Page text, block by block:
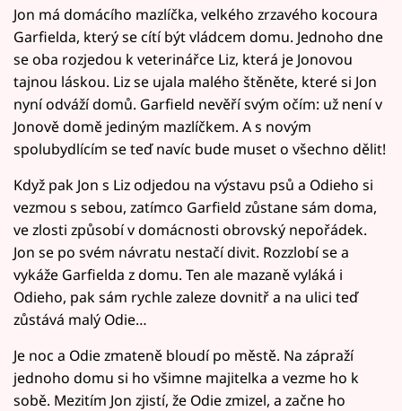
Jon má domácího mazlíčka, velkého zrzavého kocoura
Garfielda, který se cítí být vládcem domu. Jednoho dne
se oba rozjedou k veterinářce Liz, která je Jonovou
tajnou láskou. Liz se ujala malého štěněte, které si Jon
nyní odváží domů. Garfield nevěří svým očím: už není v
Jonově domě jediným mazlíčkem. A s novým
spolubydlícím se teď navíc bude muset o všechno dělit!
Když pak Jon s Liz odjedou na výstavu psů a Odieho si
vezmou s sebou, zatímco Garfield zůstane sám doma,
ve zlosti způsobí v domácnosti obrovský nepořádek.
Jon se po svém návratu nestačí divit. Rozzlobí se a
vykáže Garfielda z domu. Ten ale mazaně vyláká i
Odieho, pak sám rychle zaleze dovnitř a na ulici teď
zůstává malý Odie…
Je noc a Odie zmateně bloudí po městě. Na zápraží
jednoho domu si ho všimne majitelka a vezme ho k
sobě. Mezitím Jon zjistí, že Odie zmizel, a začne ho